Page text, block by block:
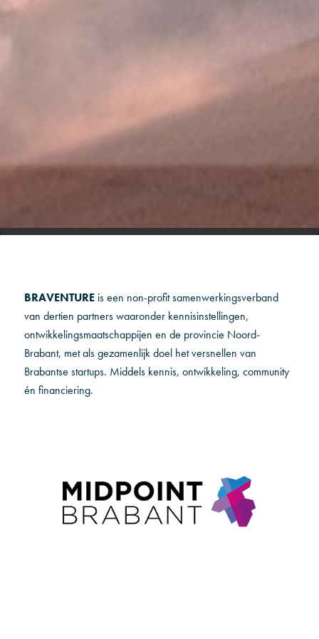
BRAVENTURE is een non-profit samenwerkingsverband
van dertien partners waaronder kennisinstellingen,
ontwikkelingsmaatschappijen en de provincie Noord-
Brabant, met als gezamenlijk doel het versnellen van
Brabantse startups. Middels kennis, ontwikkeling, community
én financiering.